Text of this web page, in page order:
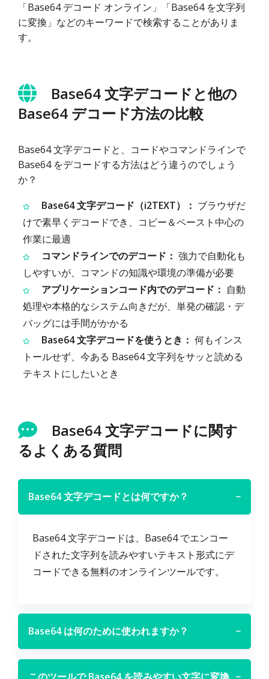
「Base64 デコード オンライン」「Base64 を文字列
に変換」などのキーワードで検索することがありま
す。
Base64 文字デコードと他の
Base64 デコード方法の比較
Base64 文字デコードと、コードやコマンドラインで
Base64 をデコードする方法はどう違うのでしょう
か？
Base64 文字デコード（i2TEXT）： ブラウザだ
けで素早くデコードでき、コピー＆ペースト中心の
作業に最適
コマンドラインでのデコード： 強力で自動化も
しやすいが、コマンドの知識や環境の準備が必要
アプリケーションコード内でのデコード： 自動
処理や本格的なシステム向きだが、単発の確認・デ
バッグには手間がかかる
Base64 文字デコードを使うとき： 何もインス
トールせず、今ある Base64 文字列をサッと読める
テキストにしたいとき
Base64 文字デコードに関す
るよくある質問
Base64 文字デコードとは何ですか？ −
Base64 文字デコードは、Base64 でエンコー
ドされた文字列を読みやすいテキスト形式にデ
コードできる無料のオンラインツールです。
Base64 は何のために使われますか？ −